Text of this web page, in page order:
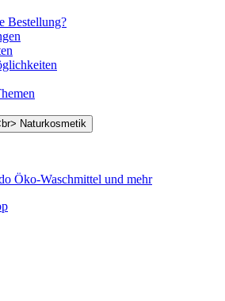
Bestellung?
Öko-Waschmittel und mehr